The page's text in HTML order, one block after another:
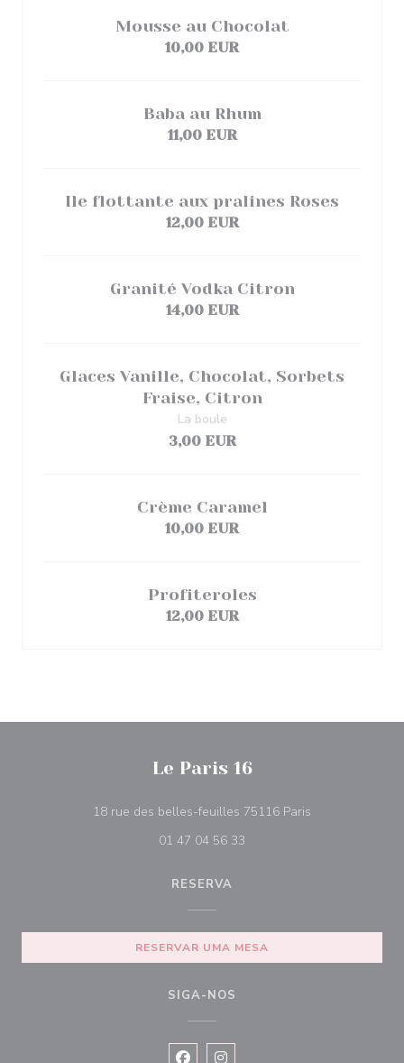
Mousse au Chocolat
10,00 EUR
Baba au Rhum
11,00 EUR
Ile flottante aux pralines Roses
12,00 EUR
Granité Vodka Citron
14,00 EUR
Glaces Vanille, Chocolat, Sorbets
Fraise, Citron
3,00 EUR
La boule
Crème Caramel
10,00 EUR
Profiteroles
12,00 EUR
Le Paris 16
18 rue des belles-feuilles 75116 Paris
01 47 04 56 33
RESERVA
RESERVAR UMA MESA
SIGA-NOS